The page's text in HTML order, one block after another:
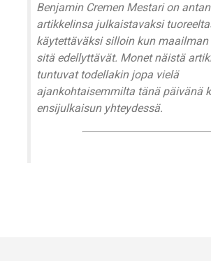
Benjamin Cremen Mestari on
artikkelinsa julkaistavaksi
käytettäväksi silloin kun
sitä edellyttävät. Monet näistä
tuntuvat todellakin jopa vielä
ajankohtaisemmilta tänä päivänä
ensijulkaisun yhteydessä.